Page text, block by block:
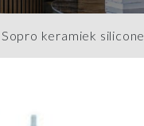
Sopro keramiek